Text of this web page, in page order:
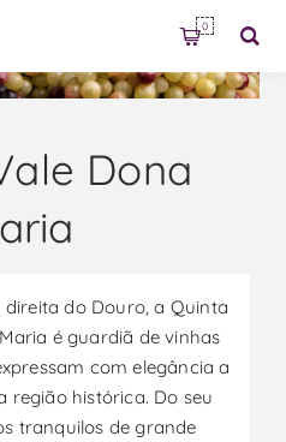
0
Dona
do Douro, a Quinta
é guardiã de vinhas
com elegância a
região histórica. Do seu
tranquilos de grande